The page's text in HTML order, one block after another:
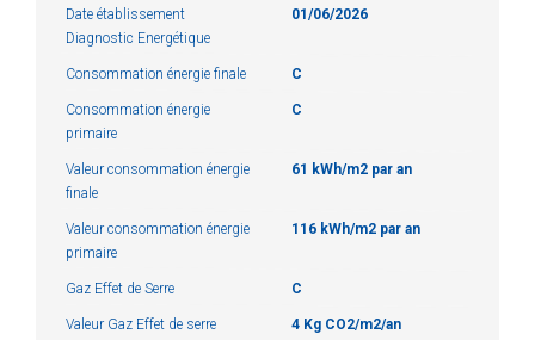
Date établissement
Diagnostic Energétique
01/06/2026
Consommation énergie finale C
Consommation énergie
primaire
C
Valeur consommation énergie
finale
61 kWh/m2 par an
Valeur consommation énergie
primaire
116 kWh/m2 par an
Gaz Effet de Serre C
Valeur Gaz Effet de serre 4 Kg CO2/m2/an